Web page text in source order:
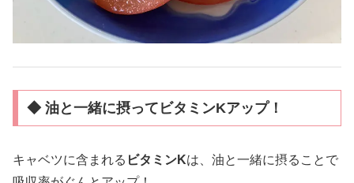
◆ 油と一緒に摂ってビタミンKアップ！
キャベツに含まれる ビタミンKは、油と一緒に摂ることで